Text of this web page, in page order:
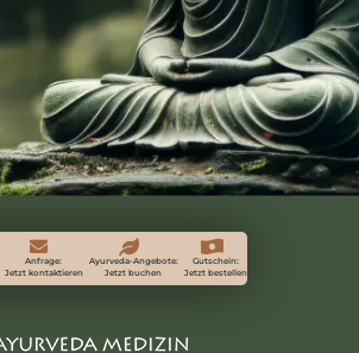
Anfrage:
Jetzt kontaktieren
Ayurveda-Angebote:
Jetzt buchen
Gutschein:
Jetzt bestellen